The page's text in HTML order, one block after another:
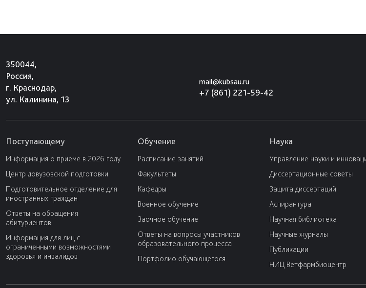
350044,
Россия,
г. Краснодар,
ул. Калинина, 13
mail@kubsau.ru
+7 (861) 221-59-42
Поступающему
Информация о приеме в 2026 году
Центр довузовской подготовки
Подготовительное отделение для
иностранных граждан
Ответы на обращения
абитуриентов
Информация для лиц с
ограниченными возможностями
здоровья и инвалидов
Обучение
Расписание занятий
Факультеты
Кафедры
Военное обучение
Заочное обучение
Ответы на вопросы участников
образовательного процесса
Портфолио обучающегося
Наука
Управление науки и
Диссертационные советы
Защита диссертаций
Аспирантура
Научная библиотека
Научные журналы
Публикации
НИЦ Ветфармбиоцентр